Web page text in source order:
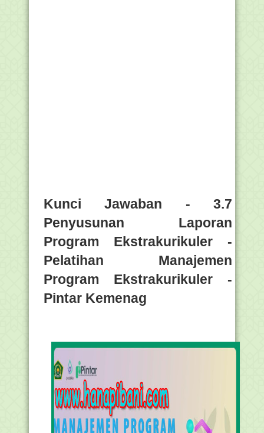
Kunci Jawaban - 3.7
Penyusunan Laporan
Program Ekstrakurikuler -
Pelatihan Manajemen
Program Ekstrakurikuler -
Pintar Kemenag